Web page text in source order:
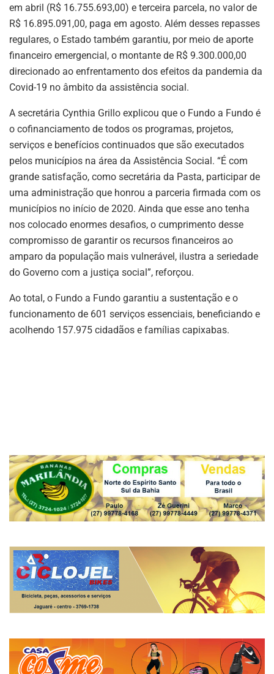
em abril (R$ 16.755.693,00) e terceira parcela, no valor de
R$ 16.895.091,00, paga em agosto. Além desses repasses
regulares, o Estado também garantiu, por meio de aporte
financeiro emergencial, o montante de R$ 9.300.000,00
direcionado ao enfrentamento dos efeitos da pandemia da
Covid-19 no âmbito da assistência social.
A secretária Cynthia Grillo explicou que o Fundo a Fundo é
o cofinanciamento de todos os programas, projetos,
serviços e benefícios continuados que são executados
pelos municípios na área da Assistência Social. “É com
grande satisfação, como secretária da Pasta, participar de
uma administração que honrou a parceria firmada com os
municípios no início de 2020. Ainda que esse ano tenha
nos colocado enormes desafios, o cumprimento desse
compromisso de garantir os recursos financeiros ao
amparo da população mais vulnerável, ilustra a seriedade
do Governo com a justiça social”, reforçou.
Ao total, o Fundo a Fundo garantiu a sustentação e o
funcionamento de 601 serviços essenciais, beneficiando e
acolhendo 157.975 cidadãos e famílias capixabas.